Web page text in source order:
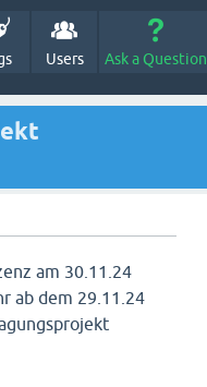
Users Ask a Question
am 30.11.24
ab dem 29.11.24